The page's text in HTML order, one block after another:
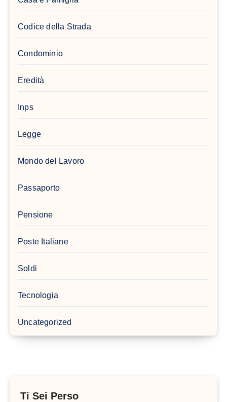
Codice della Strada
Condominio
Eredità
Inps
Legge
Mondo del Lavoro
Passaporto
Pensione
Poste Italiane
Soldi
Tecnologia
Uncategorized
Ti Sei Perso